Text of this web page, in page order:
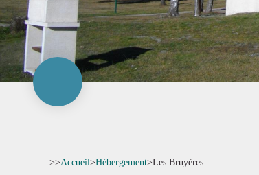
>>Accueil>Hébergement>Les Bruyères